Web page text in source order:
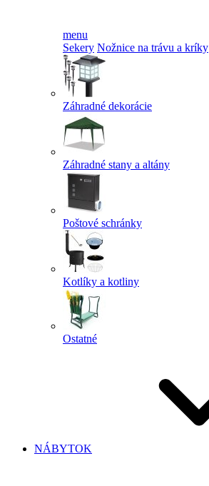
menu
Sekery Nožnice na trávu a kríky
Záhradné dekorácie
Záhradné stany a altány
Poštové schránky
Kotlíky a kotliny
Ostatné
NÁBYTOK